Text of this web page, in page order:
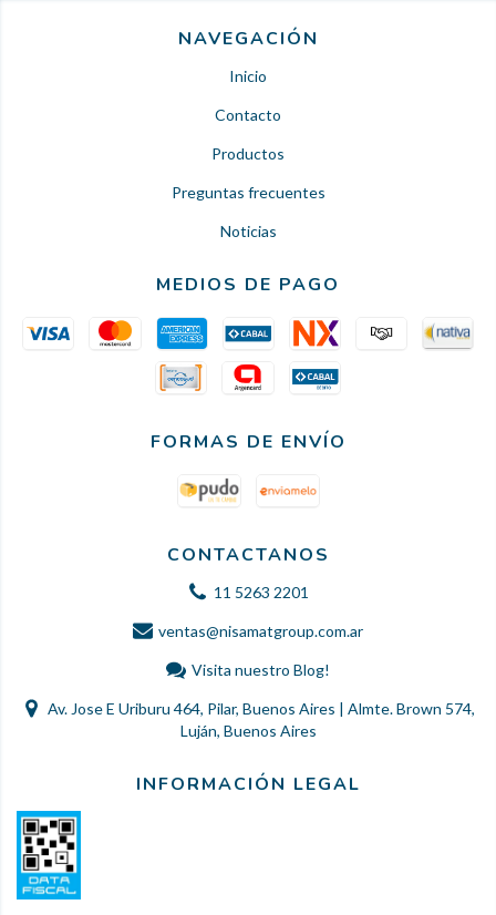
NAVEGACIÓN
Inicio
Contacto
Productos
Preguntas frecuentes
Noticias
MEDIOS DE PAGO
FORMAS DE ENVÍO
CONTACTANOS
11 5263 2201
ventas@nisamatgroup.com.ar
Visita nuestro Blog!
Av. Jose E Uriburu 464, Pilar, Buenos Aires | Almte. Brown 574,
Luján, Buenos Aires
INFORMACIÓN LEGAL